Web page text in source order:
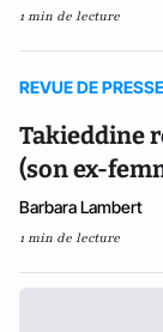
1 min de lecture
REVUE DE
Takieddine
(son ex-
Barbara Lambert
1 min de lecture